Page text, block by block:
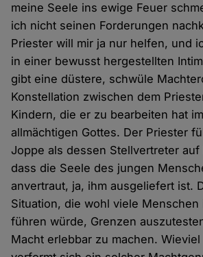
meine Seele ins ewige Feuer
ich nicht seinen Forderungen
Priester will mir ja nur helfen, und
in einer bewusst hergestellten
gibt eine düstere, schwüle
Konstellation zwischen dem
Kindern, die er zu bearbeiten hat
allmächtigen Gottes. Der Priester
Joppe als dessen Stellvertreter
dass die Seele des jungen
anvertraut, ja, ihm ausgeliefert ist.
Situation, die wohl viele Menschen
führen würde, Grenzen
Macht erlebbar zu machen.